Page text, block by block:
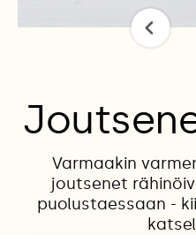
Varmaakin
joutsenet
puolustaessaan -